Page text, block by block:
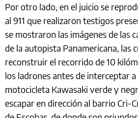
Por otro lado, en el juicio se
al 911 que realizaron testigos
se mostraron las imágenes de las
de la autopista Panamericana, las
reconstruir el recorrido de 10
los ladrones antes de interceptar
motocicleta Kawasaki verde y
escapar en dirección al barrio Cri-